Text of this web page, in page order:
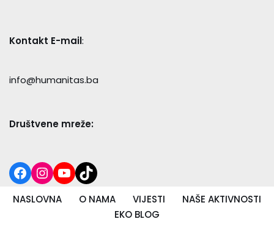
Kontakt E-mail:
info@humanitas.ba
Društvene mreže:
NASLOVNA O NAMA VIJESTI
NAŠE AKTIVNOSTI
EKO BLOG